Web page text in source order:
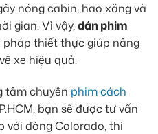
nóng cabin, hao xăng và
gian. Vì vậy,dán phim
pháp thiết thực giúp nâng
xe hiệu quả.
tâm chuyên phim cách
bạn sẽ được tư vấn
với dòng Colorado, thi